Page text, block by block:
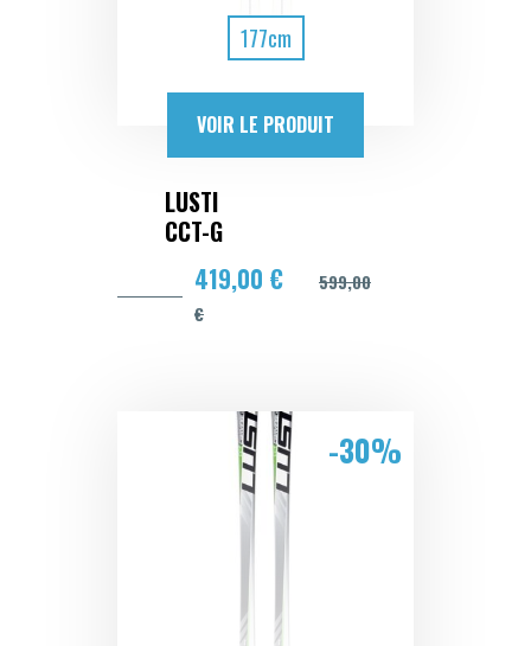
177cm
VOIR LE PRODUIT
LUSTI
CCT-G
419,00 €
599,00
€
-30%